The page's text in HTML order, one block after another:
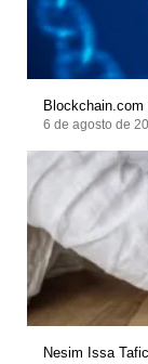
6 de agosto de
Nesim Issa